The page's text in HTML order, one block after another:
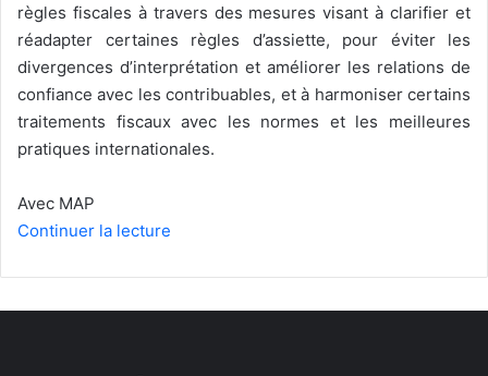
règles fiscales à travers des mesures visant à clarifier et
réadapter certaines règles d’assiette, pour éviter les
divergences d’interprétation et améliorer les relations de
confiance avec les contribuables, et à harmoniser certains
traitements fiscaux avec les normes et les meilleures
pratiques internationales.
Avec MAP
Continuer la lecture